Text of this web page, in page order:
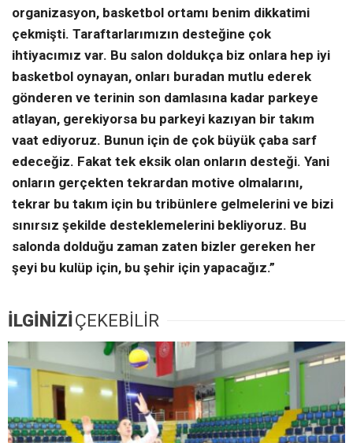
organizasyon, basketbol ortamı benim dikkatimi
çekmişti. Taraftarlarımızın desteğine çok
ihtiyacımız var. Bu salon doldukça biz onlara hep iyi
basketbol oynayan, onları buradan mutlu ederek
gönderen ve terinin son damlasına kadar parkeye
atlayan, gerekiyorsa bu parkeyi kazıyan bir takım
vaat ediyoruz. Bunun için de çok büyük çaba sarf
edeceğiz. Fakat tek eksik olan onların desteği. Yani
onların gerçekten tekrardan motive olmalarını,
tekrar bu takım için bu tribünlere gelmelerini ve bizi
sınırsız şekilde desteklemelerini bekliyoruz. Bu
salonda dolduğu zaman zaten bizler gereken her
şeyi bu kulüp için, bu şehir için yapacağız.”
İLGİNİZİÇEKEBİLİR